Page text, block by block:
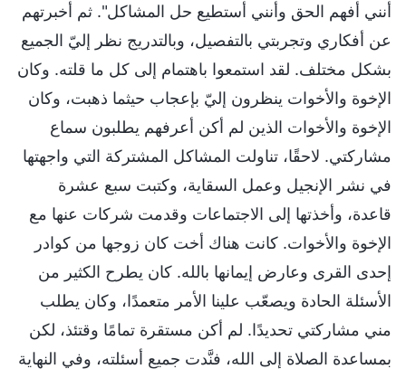
أنني أفهم الحق وأنني أستطيع حل المشاكل". ثم أخبرتهم
عن أفكاري وتجربتي بالتفصيل، وبالتدريج نظر إليّ الجميع
بشكل مختلف. لقد استمعوا باهتمام إلى كل ما قلته. وكان
الإخوة والأخوات ينظرون إليّ بإعجاب حيثما ذهبت، وكان
الإخوة والأخوات الذين لم أكن أعرفهم يطلبون سماع
مشاركتي. لاحقًا، تناولت المشاكل المشتركة التي واجهتها
في نشر الإنجيل وعمل السقاية، وكتبت سبع عشرة
قاعدة، وأخذتها إلى الاجتماعات وقدمت شركات عنها مع
الإخوة والأخوات. كانت هناك أخت كان زوجها من كوادر
إحدى القرى وعارض إيمانها بالله. كان يطرح الكثير من
الأسئلة الحادة ويصعّب علينا الأمر متعمدًا، وكان يطلب
مني مشاركتي تحديدًا. لم أكن مستقرة تمامًا وقتئذ، لكن
بمساعدة الصلاة إلى الله، فنَّدت جميع أسئلته، وفي النهاية